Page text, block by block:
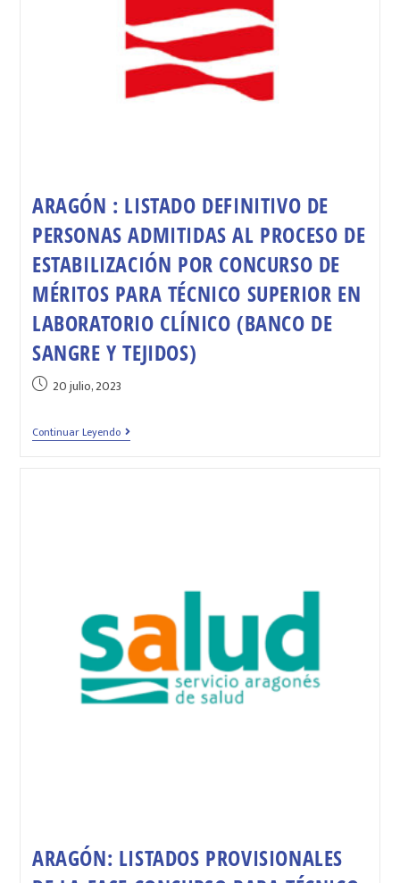
ARAGÓN : LISTADO DEFINITIVO DE
PERSONAS ADMITIDAS AL PROCESO DE
ESTABILIZACIÓN POR CONCURSO DE
MÉRITOS PARA TÉCNICO SUPERIOR EN
LABORATORIO CLÍNICO (BANCO DE
SANGRE Y TEJIDOS)
20 julio, 2023
Continuar Leyendo
ARAGÓN: LISTADOS PROVISIONALES